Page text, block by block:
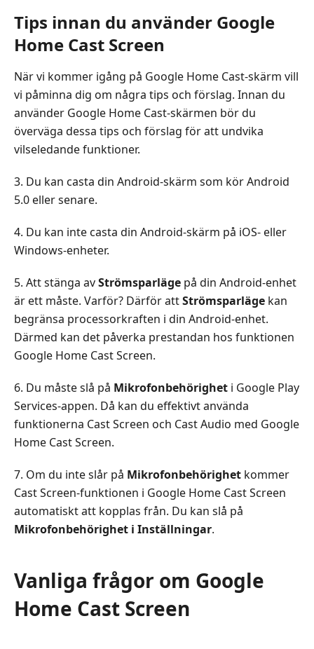
Tips innan du använder Google
Home Cast Screen
När vi kommer igång på Google Home Cast-skärm vill
vi påminna dig om några tips och förslag. Innan du
använder Google Home Cast-skärmen bör du
överväga dessa tips och förslag för att undvika
vilseledande funktioner.
3. Du kan casta din Android-skärm som kör Android
5.0 eller senare.
4. Du kan inte casta din Android-skärm på iOS- eller
Windows-enheter.
5. Att stänga avStrömsparläge på din Android-enhet
är ett måste. Varför? Därför attStrömsparläge kan
begränsa processorkraften i din Android-enhet.
Därmed kan det påverka prestandan hos funktionen
Google Home Cast Screen.
6. Du måste slå på Mikrofonbehörighet i Google Play
Services-appen. Då kan du effektivt använda
funktionerna Cast Screen och Cast Audio med Google
Home Cast Screen.
7. Om du inte slår på Mikrofonbehörighet kommer
Cast Screen-funktionen i Google Home Cast Screen
automatiskt att kopplas från. Du kan slå på
Mikrofonbehörighet i Inställningar.
Vanliga frågor om Google
Home Cast Screen